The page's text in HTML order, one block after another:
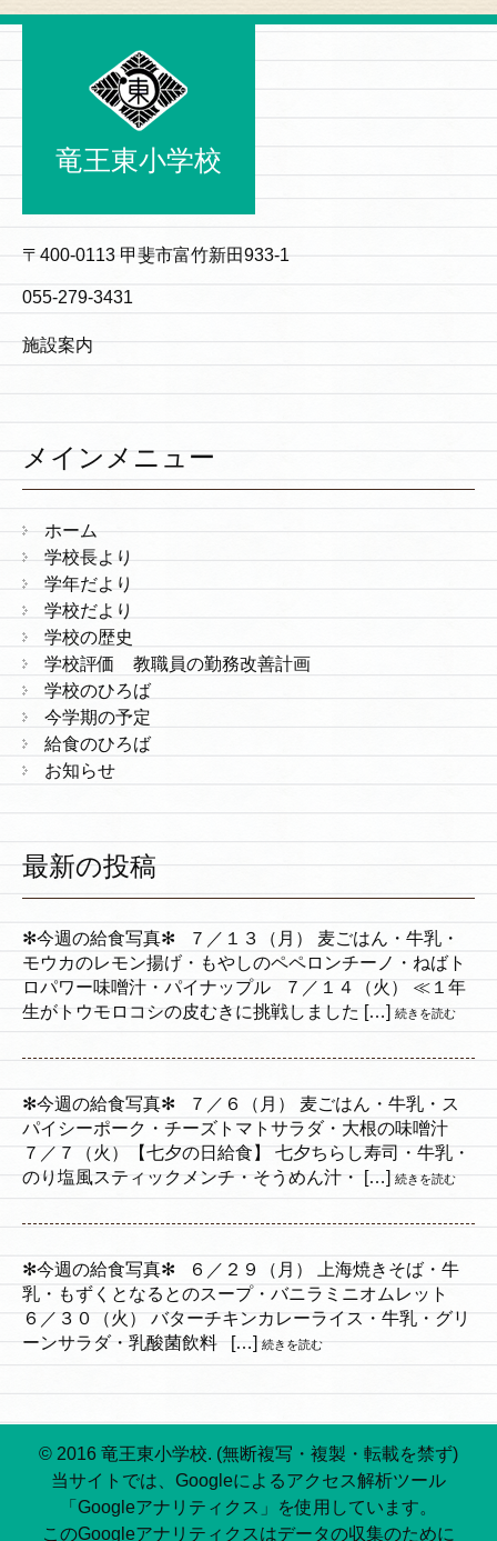
竜王東小学校
〒400-0113 甲斐市富竹新田933-1
055-279-3431
施設案内
メインメニュー
ホーム
学校長より
学年だより
学校だより
学校の歴史
学校評価 教職員の勤務改善計画
学校のひろば
今学期の予定
給食のひろば
お知らせ
最新の投稿
✻今週の給食写真✻ ７／１３（月） 麦ごはん・牛乳・
モウカのレモン揚げ・もやしのペペロンチーノ・ねばト
ロパワー味噌汁・パイナップル ７／１４（火） ≪１年
生がトウモロコシの皮むきに挑戦しました […] 続きを読む
✻今週の給食写真✻ ７／６（月） 麦ごはん・牛乳・ス
パイシーポーク・チーズトマトサラダ・大根の味噌汁
７／７（火）【七夕の日給食】 七夕ちらし寿司・牛乳・
のり塩風スティックメンチ・そうめん汁・ […] 続きを読む
✻今週の給食写真✻ ６／２９（月） 上海焼きそば・牛
乳・もずくとなるとのスープ・バニラミニオムレット
６／３０（火） バターチキンカレーライス・牛乳・グリ
ーンサラダ・乳酸菌飲料 […] 続きを読む
© 2016 竜王東小学校. (無断複写・複製・転載を禁ず)
当サイトでは、Googleによるアクセス解析ツール
「Googleアナリティクス」を使用しています。
このGoogleアナリティクスはデータの収集のために